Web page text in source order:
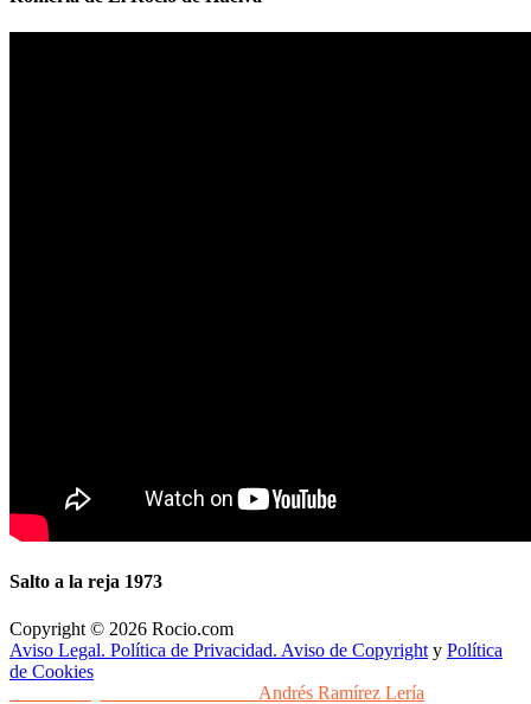
Salto a la reja 1973
Copyright © 2026 Rocio.com
Aviso Legal. Política de Privacidad. Aviso de Copyright y Política
de Cookies
Andrés Ramírez Lería